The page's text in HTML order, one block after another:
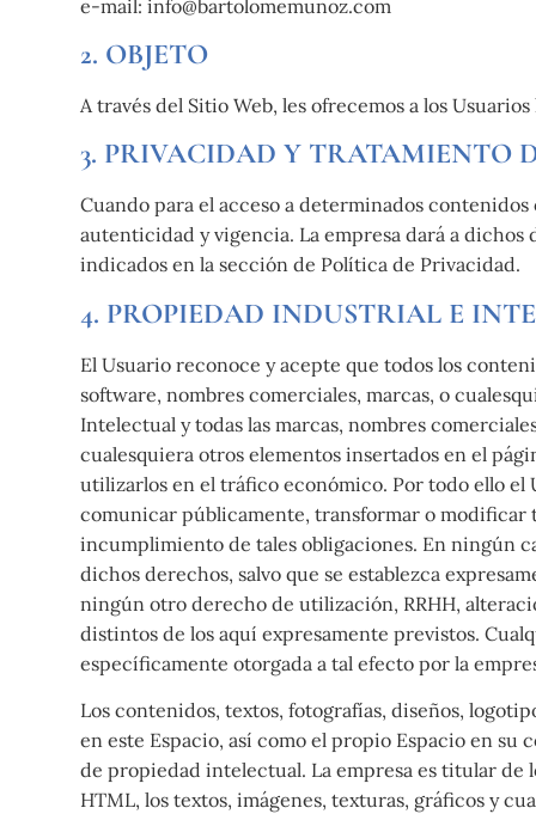
e-mail: info@bartolomemunoz.com
2. OBJETO
A través del Sitio Web, les ofrecemos a los
3. PRIVACIDAD Y TRATAMIENTO
Cuando para el acceso a determinados
autenticidad y vigencia. La empresa dará a
indicados en la sección de Política de Privacidad.
4. PROPIEDAD INDUSTRIAL E
El Usuario reconoce y acepte que todos los
software, nombres comerciales, marcas, o
Intelectual y todas las marcas, nombres
cualesquiera otros elementos insertados en el
utilizarlos en el tráfico económico. Por todo ello
comunicar públicamente, transformar o modificar
incumplimiento de tales obligaciones. En ningún
dichos derechos, salvo que se establezca
ningún otro derecho de utilización, RRHH,
distintos de los aquí expresamente previstos.
específicamente otorgada a tal efecto por la
Los contenidos, textos, fotografías, diseños,
en este Espacio, así como el propio Espacio en
de propiedad intelectual. La empresa es titular de
HTML, los textos, imágenes, texturas, gráficos y